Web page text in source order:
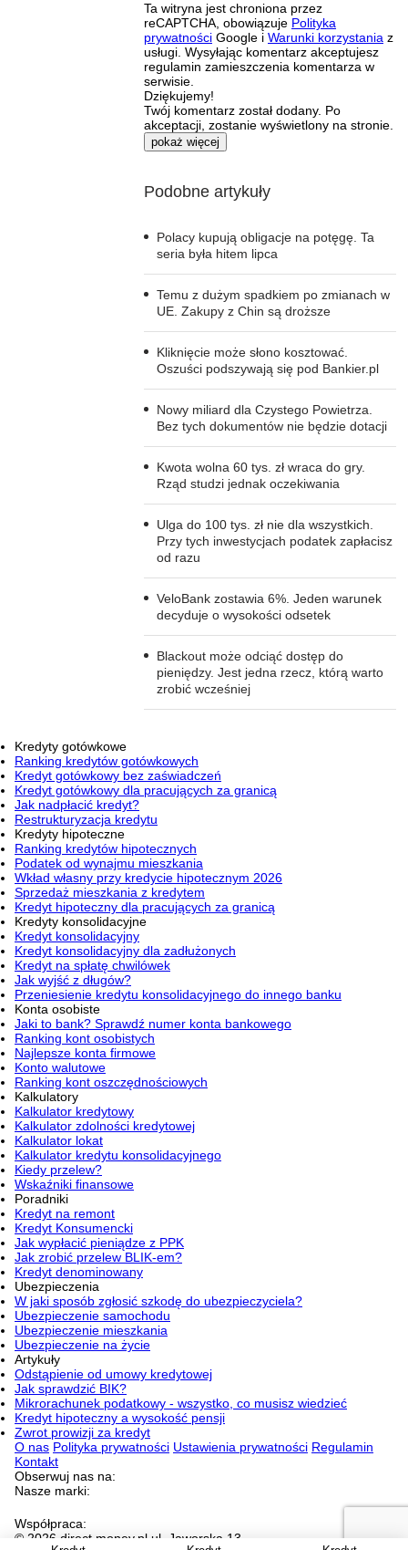
Ta witryna jest chroniona przez
reCAPTCHA, obowiązuje Polityka
prywatności Google i Warunki korzystania z
usługi. Wysyłając komentarz akceptujesz
regulamin zamieszczenia komentarza w
serwisie.
Dziękujemy!
Twój komentarz został dodany. Po
akceptacji, zostanie wyświetlony na stronie.
pokaż więcej
Podobne artykuły
Polacy kupują obligacje na potęgę. Ta
seria była hitem lipca
Temu z dużym spadkiem po zmianach w
UE. Zakupy z Chin są droższe
Kliknięcie może słono kosztować.
Oszuści podszywają się pod Bankier.pl
Nowy miliard dla Czystego Powietrza.
Bez tych dokumentów nie będzie dotacji
Kwota wolna 60 tys. zł wraca do gry.
Rząd studzi jednak oczekiwania
Ulga do 100 tys. zł nie dla wszystkich.
Przy tych inwestycjach podatek zapłacisz
od razu
VeloBank zostawia 6%. Jeden warunek
decyduje o wysokości odsetek
Blackout może odciąć dostęp do
pieniędzy. Jest jedna rzecz, którą warto
zrobić wcześniej
Kredyty gotówkowe
Ranking kredytów gotówkowych
Kredyt gotówkowy bez zaświadczeń
Kredyt gotówkowy dla pracujących za granicą
Jak nadpłacić kredyt?
Restrukturyzacja kredytu
Kredyty hipoteczne
Ranking kredytów hipotecznych
Podatek od wynajmu mieszkania
Wkład własny przy kredycie hipotecznym 2026
Sprzedaż mieszkania z kredytem
Kredyt hipoteczny dla pracujących za granicą
Kredyty konsolidacyjne
Kredyt konsolidacyjny
Kredyt konsolidacyjny dla zadłużonych
Kredyt na spłatę chwilówek
Jak wyjść z długów?
Przeniesienie kredytu konsolidacyjnego do innego banku
Konta osobiste
Jaki to bank? Sprawdź numer konta bankowego
Ranking kont osobistych
Najlepsze konta firmowe
Konto walutowe
Ranking kont oszczędnościowych
Kalkulatory
Kalkulator kredytowy
Kalkulator zdolności kredytowej
Kalkulator lokat
Kalkulator kredytu konsolidacyjnego
Kiedy przelew?
Wskaźniki finansowe
Poradniki
Kredyt na remont
Kredyt Konsumencki
Jak wypłacić pieniądze z PPK
Jak zrobić przelew BLIK-em?
Kredyt denominowany
Ubezpieczenia
W jaki sposób zgłosić szkodę do ubezpieczyciela?
Ubezpieczenie samochodu
Ubezpieczenie mieszkania
Ubezpieczenie na życie
Artykuły
Odstąpienie od umowy kredytowej
Jak sprawdzić BIK?
Mikrorachunek podatkowy - wszystko, co musisz wiedzieć
Kredyt hipoteczny a wysokość pensji
Zwrot prowizji za kredyt
O nas Polityka prywatności Ustawienia prywatności Regulamin
Kontakt
Obserwuj nas na:
Nasze marki:
Współpraca:
© 2026 direct.money.pl ul. Jaworska 13,